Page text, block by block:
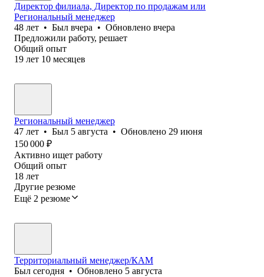
Директор филиала, Директор по продажам или
Региональный менеджер
48 лет • Был вчера • Обновлено вчера
Предложили работу, решает
Общий опыт
19 лет 10 месяцев
Региональный менеджер
47 лет • Был 5 августа • Обновлено 29 июня
150 000 ₽
Активно ищет работу
Общий опыт
18 лет
Другие резюме
Ещё 2 резюме
Территориальный менеджер/КАМ
Был сегодня • Обновлено 5 августа